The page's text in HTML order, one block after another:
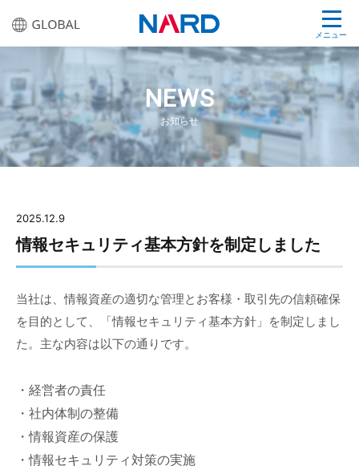
メニュー
NEWS
お知らせ
2025.12.9
情報セキュリティ基本方針を制定しました
当社は、情報資産の適切な管理とお客様・取引先の信頼確保
を目的として、「情報セキュリティ基本方針」を制定しまし
た。主な内容は以下の通りです。
・経営者の責任
・社内体制の整備
・情報資産の保護
・情報セキュリティ対策の実施